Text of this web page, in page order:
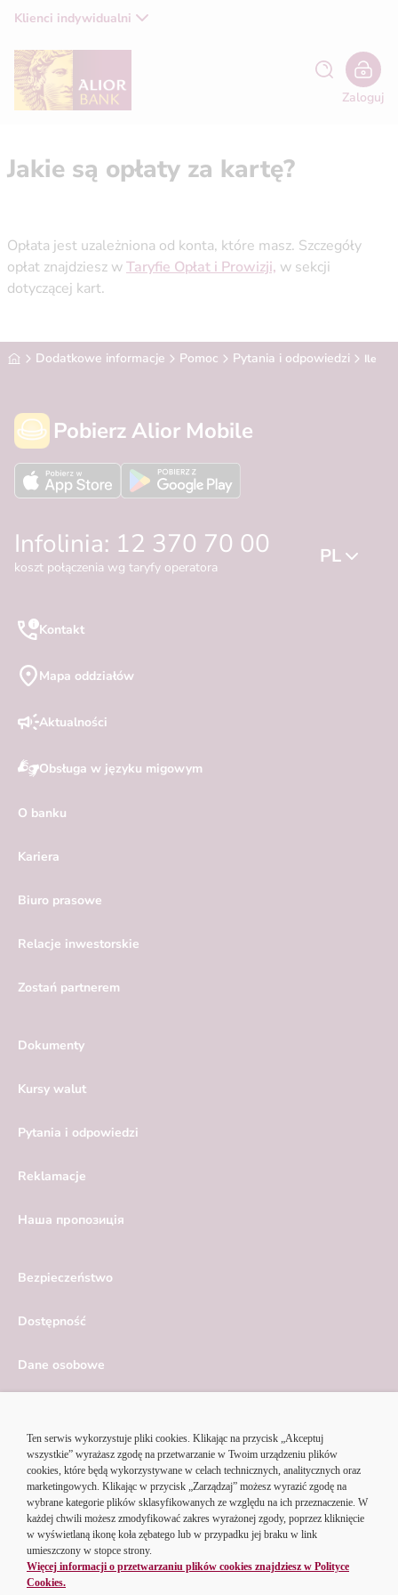
Klienci indywidualni
Zaloguj
Jakie są opłaty za kartę?
Opłata jest uzależniona od konta, które masz. Szczegóły
opłat znajdziesz wTaryfie Opłat i Prowizji, w sekcji
dotyczącej kart.
Alior BankDodatkowe informacje Pomoc Pytania i odpowiedzi Ile
Pobierz Alior Mobile
Infolinia: 12 370 70 00
koszt połączenia wg taryfy operatora PL
Kontakt
Mapa oddziałów
Aktualności
Obsługa w języku migowym
O banku
Kariera
Biuro prasowe
Relacje inwestorskie
Zostań partnerem
Dokumenty
Kursy walut
Pytania i odpowiedzi
Reklamacje
Hаша пропозиція
Bezpieczeństwo
Dostępność
Dane osobowe
Ustawienia cookies
© 2026 Alior Bank SA | Korzystając z serwisu Alior Banku,
akceptujeszregulamin portaluipolitykę cookies.